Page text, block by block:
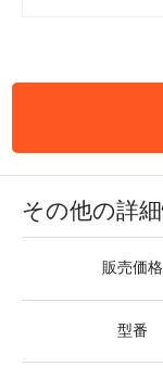
その他の詳
販売価格
型番